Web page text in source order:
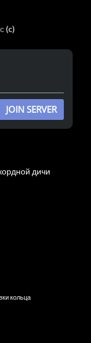
(c)
JOIN SERVER
дичи
кольца